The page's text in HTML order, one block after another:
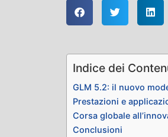
Indice dei
GLM 5.2: il nuovo
Prestazioni e
Corsa globale
Conclusioni